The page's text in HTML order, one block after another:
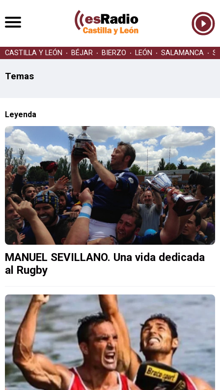
CASTILLA Y LEÓN BÉJAR BIERZO LEÓN SALAMANCA
Temas
Leyenda
MANUEL SEVILLANO. Una vida dedicada
al Rugby